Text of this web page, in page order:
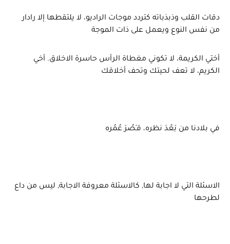
دقات القلب وذبذباته كتردد موجات الراديو، لا يلتقطها إلا رادار
من نفس النوع ويعمل على ذات الموجة
أختي الكريمة، لا تكوني مغطاة الرأس حاسرة الاخلاق. أخي
الكريم، لا تعف لحيتك وتحف أخلاقك
في بلادنا من بَعُدَ نظره، قـَصُرَ عُمُره
الاسئلة التي لا اجابة لها, كالاسئلة معروفة الاجابة, ليس من داع
لطرحها